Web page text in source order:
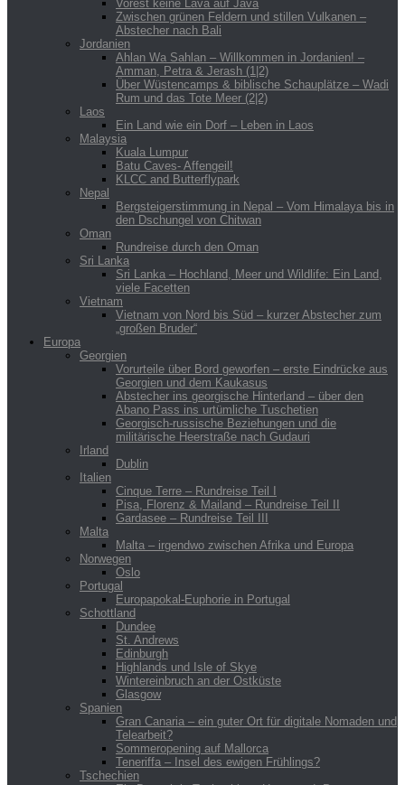
Vorest keine Lava auf Java
Zwischen grünen Feldern und stillen Vulkanen –
Abstecher nach Bali
Jordanien
Ahlan Wa Sahlan – Willkommen in Jordanien! –
Amman, Petra & Jerash (1|2)
Über Wüstencamps & biblische Schauplätze – Wadi
Rum und das Tote Meer (2|2)
Laos
Ein Land wie ein Dorf – Leben in Laos
Malaysia
Kuala Lumpur
Batu Caves- Affengeil!
KLCC and Butterflypark
Nepal
Bergsteigerstimmung in Nepal – Vom Himalaya bis in
den Dschungel von Chitwan
Oman
Rundreise durch den Oman
Sri Lanka
Sri Lanka – Hochland, Meer und Wildlife: Ein Land,
viele Facetten
Vietnam
Vietnam von Nord bis Süd – kurzer Abstecher zum
„großen Bruder“
Europa
Georgien
Vorurteile über Bord geworfen – erste Eindrücke aus
Georgien und dem Kaukasus
Abstecher ins georgische Hinterland – über den
Abano Pass ins urtümliche Tuschetien
Georgisch-russische Beziehungen und die
militärische Heerstraße nach Gudauri
Irland
Dublin
Italien
Cinque Terre – Rundreise Teil I
Pisa, Florenz & Mailand – Rundreise Teil II
Gardasee – Rundreise Teil III
Malta
Malta – irgendwo zwischen Afrika und Europa
Norwegen
Oslo
Portugal
Europapokal-Euphorie in Portugal
Schottland
Dundee
St. Andrews
Edinburgh
Highlands und Isle of Skye
Wintereinbruch an der Ostküste
Glasgow
Spanien
Gran Canaria – ein guter Ort für digitale Nomaden und
Telearbeit?
Sommeropening auf Mallorca
Teneriffa – Insel des ewigen Frühlings?
Tschechien